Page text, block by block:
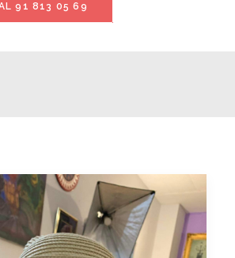
91 813 05 69